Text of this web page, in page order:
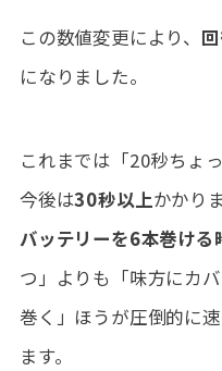
この数値変更により、
になりました。
これまでは「20秒ちょ
今後は30秒以上かかり
バッテリーを6本巻ける
つ」よりも「味方にカ
巻く」ほうが圧倒的に
ます。